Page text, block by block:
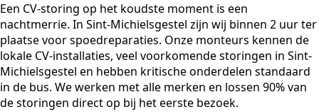
Een CV-storing op het koudste moment is een
nachtmerrie. In Sint-Michielsgestel zijn wij binnen 2 uur ter
plaatse voor spoedreparaties. Onze monteurs kennen de
lokale CV-installaties, veel voorkomende storingen in Sint-
Michielsgestel en hebben kritische onderdelen standaard
in de bus. We werken met alle merken en lossen 90% van
de storingen direct op bij het eerste bezoek.